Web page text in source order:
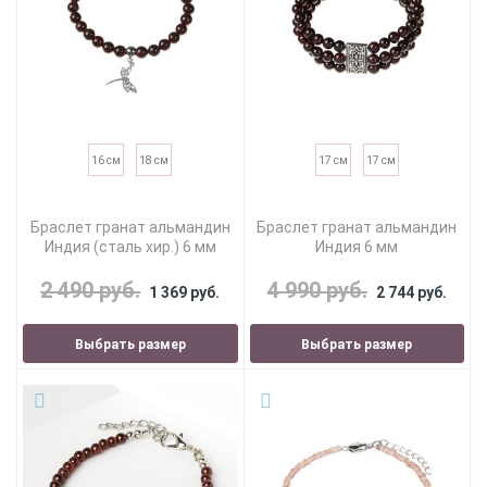
16 см 18 см
Браслет гранат альмандин
Индия (сталь хир.) 6 мм
2 490 руб. 1 369 руб.
Выбрать размер
17 см 17 см
Браслет гранат альмандин
Индия 6 мм
4 990 руб. 2 744 руб.
Выбрать размер